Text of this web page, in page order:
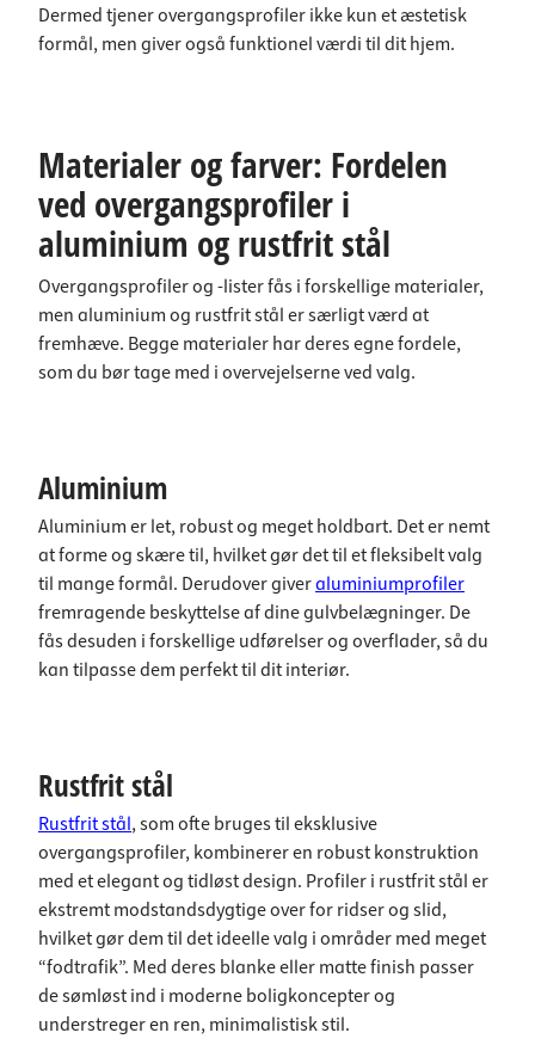
Dermed tjener overgangsprofiler ikke kun et æstetisk
formål, men giver også funktionel værdi til dit hjem.
Materialer og farver: Fordelen
ved overgangsprofiler i
aluminium og rustfrit stål
Overgangsprofiler og -lister fås i forskellige materialer,
men aluminium og rustfrit stål er særligt værd at
fremhæve. Begge materialer har deres egne fordele,
som du bør tage med i overvejelserne ved valg.
Aluminium
Aluminium er let, robust og meget holdbart. Det er nemt
at forme og skære til, hvilket gør det til et fleksibelt valg
til mange formål. Derudover giveraluminiumprofiler
fremragende beskyttelse af dine gulvbelægninger. De
fås desuden i forskellige udførelser og overflader, så du
kan tilpasse dem perfekt til dit interiør.
Rustfrit stål
Rustfrit stål, som ofte bruges til eksklusive
overgangsprofiler, kombinerer en robust konstruktion
med et elegant og tidløst design. Profiler i rustfrit stål er
ekstremt modstandsdygtige over for ridser og slid,
hvilket gør dem til det ideelle valg i områder med meget
“fodtrafik”. Med deres blanke eller matte finish passer
de sømløst ind i moderne boligkoncepter og
understreger en ren, minimalistisk stil.